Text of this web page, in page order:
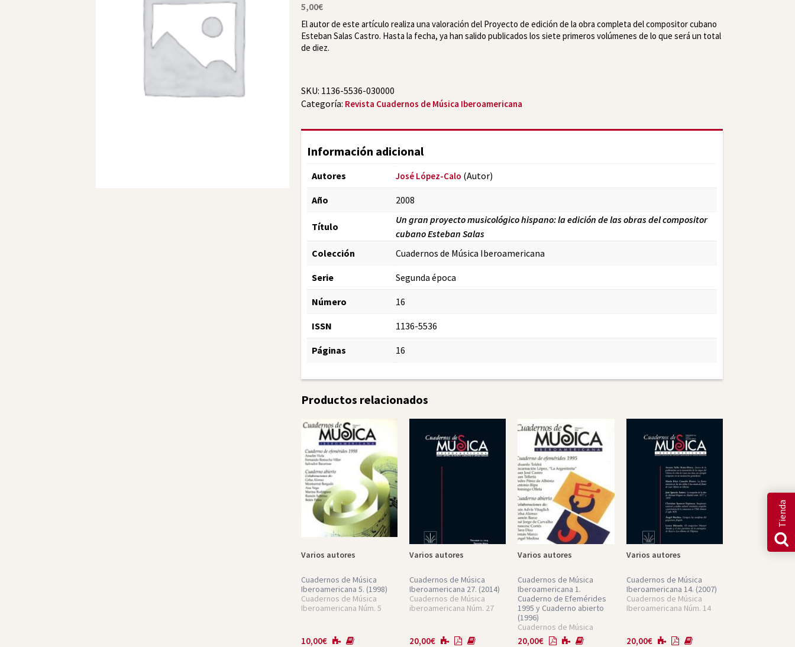
Tienda
5,00€
El autor de este artículo realiza una valoración del Proyecto de edición de la obra completa del compositor cubano
Esteban Salas Castro. Hasta la fecha, ya han salido publicados los siete primeros volúmenes de lo que será un total
de diez.
SKU: 1136-5536-030000
Categoría: Revista Cuadernos de Música Iberoamericana
Información adicional
Autores José López-Calo (Autor)
Año 2008
Título
Un gran proyecto musicológico hispano: la edición de las obras del compositor
cubano Esteban Salas
Colección
Cuadernos de Música Iberoamericana
Serie Segunda época
Número 16
ISSN 1136-5536
Páginas 16
Productos relacionados
Varios autores
Cuadernos de Música
Iberoamericana 5. (1998)
Cuadernos de Música
Iberoamericana Núm. 5
10,00€
Varios autores
Cuadernos de Música
Iberoamericana 27. (2014)
Cuadernos de Música
iberoamericana Núm. 27
20,00€
Varios autores
Cuadernos de Música
Iberoamericana 1.
Cuaderno de Efemérides
1995 y Cuaderno abierto
(1996)
Cuadernos de Música
Iberoamericana Núm. 1
20,00€
Varios autores
Cuadernos de Música
Iberoamericana 14. (2007)
Cuadernos de Música
Iberoamericana Núm. 14
20,00€